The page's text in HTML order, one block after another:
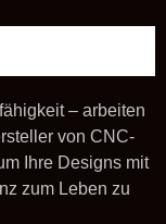
– arbeiten
von CNC-
Ihre Designs mit
zum Leben zu